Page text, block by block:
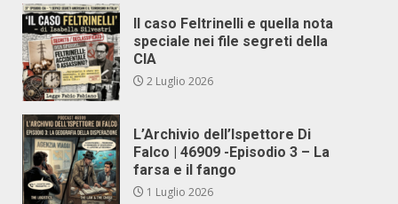
Il caso Feltrinelli e quella nota
speciale nei file segreti della
CIA
2 Luglio 2026
L’Archivio dell’Ispettore Di
Falco | 46909 -Episodio 3 – La
farsa e il fango
1 Luglio 2026